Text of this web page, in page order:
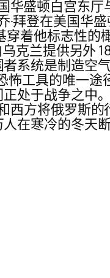
华盛顿白宫东厅
·拜登在美国华
穿着他标志性的
克兰提供另外
系统是制造空
怖工具的唯一
处于战争之中
西方将俄罗斯的
在寒冷的冬天